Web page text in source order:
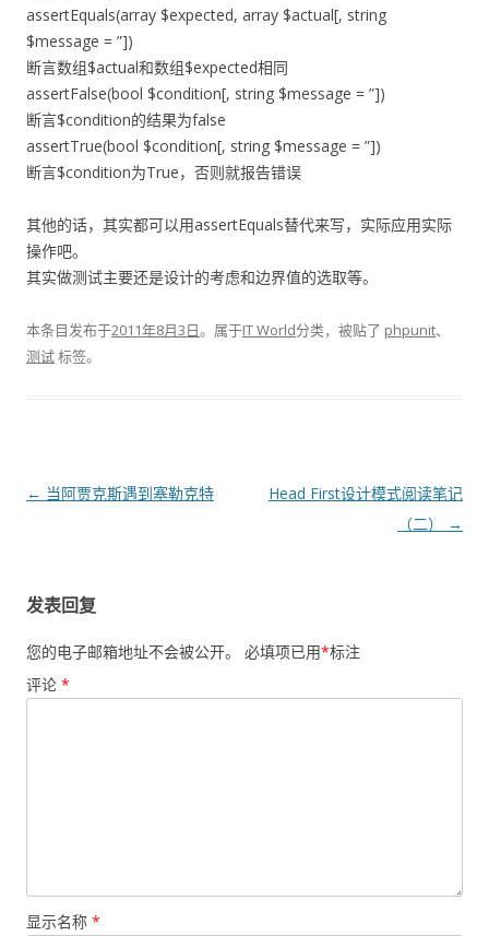
assertEquals(array $expected, array $actual[, string
$message = ”])
断言数组$actual和数组$expected相同
assertFalse(bool $condition[, string $message = ”])
断言$condition的结果为false
assertTrue(bool $condition[, string $message = ”])
断言$condition为True，否则就报告错误
其他的话，其实都可以用assertEquals替代来写，实际应用实际
操作吧。
其实做测试主要还是设计的考虑和边界值的选取等。
本条目发布于2011年8月3日。属于IT World分类，被贴了 phpunit、
测试标签。
文
← 当阿贾克斯遇到塞勒克特
Head First设计模式阅读笔记
（二）
→
发表回复
您的电子邮箱地址不会被公开。 必填项已用*标注
评论 *
显示名称 *